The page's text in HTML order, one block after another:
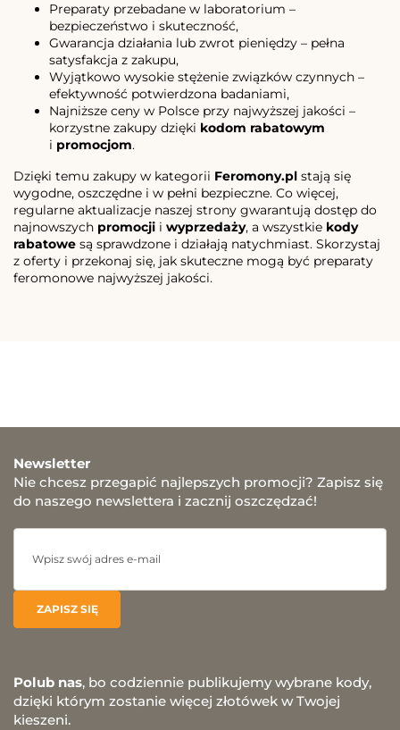
Preparaty przebadane w laboratorium –
bezpieczeństwo i skuteczność,
Gwarancja działania lub zwrot pieniędzy – pełna
satysfakcja z zakupu,
Wyjątkowo wysokie stężenie związków czynnych –
efektywność potwierdzona badaniami,
Najniższe ceny w Polsce przy najwyższej jakości –
korzystne zakupy dzięki kodom rabatowym
i promocjom.
Dzięki temu zakupy w kategorii Feromony.pl stają się
wygodne, oszczędne i w pełni bezpieczne. Co więcej,
regularne aktualizacje naszej strony gwarantują dostęp do
najnowszych promocji i wyprzedaży, a wszystkie kody
rabatowe są sprawdzone i działają natychmiast. Skorzystaj
z oferty i przekonaj się, jak skuteczne mogą być preparaty
feromonowe najwyższej jakości.
Newsletter
Nie chcesz przegapić najlepszych promocji? Zapisz się
do naszego newslettera i zacznij oszczędzać!
Polub nas, bo codziennie publikujemy wybrane kody,
dzięki którym zostanie więcej złotówek w Twojej
kieszeni.